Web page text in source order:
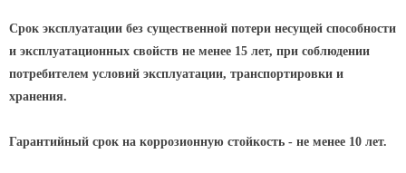
Парковые опоры
Уличные столбики освещения
Срок эксплуатации без существенной потери несущей способности
и эксплуатационных свойств не менее 15 лет, при соблюдении
потребителем условий эксплуатации, транспортировки и
хранения.
Гарантийный срок на коррозионную стойкость - не менее 10 лет.